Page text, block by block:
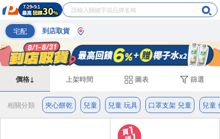
宅配 到店取貨
價格↓ 上架時間 圖表 篩選
相關分類 夾心餅乾 兒童 兒童 玩具 口罩支架 兒童 兒童